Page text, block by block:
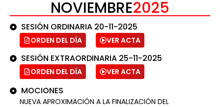
NOVIEMBRE2025
SESIÓN ORDINARIA 20-11-2025
ORDEN DEL DÍA VER ACTA
SESIÓN EXTRAORDINARIA 25-11-2025
ORDEN DEL DÍA VER ACTA
MOCIONES
NUEVA APROXIMACIÓN A LA FINALIZACIÓN DEL